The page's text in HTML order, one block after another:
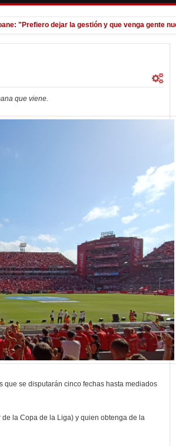
dejar la gestión y que venga gente nueva"
que viene.
que se disputarán cinco fechas hasta mediados
la Copa de la Liga) y quien obtenga de la